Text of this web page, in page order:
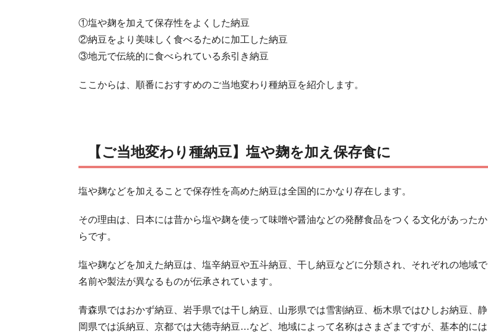
①塩や麹を加えて保存性をよくした納豆
②納豆をより美味しく食べるために加工した納豆
③地元で伝統的に食べられている糸引き納豆
ここからは、順番におすすめのご当地変わり種納豆を紹介します。
【ご当地変わり種納豆】塩や麹を加え保存食に
塩や麹などを加えることで保存性を高めた納豆は全国的にかなり存在します。
その理由は、日本には昔から塩や麹を使って味噌や醤油などの発酵食品をつくる文化があったか
らです。
塩や麹などを加えた納豆は、塩辛納豆や五斗納豆、干し納豆などに分類され、それぞれの地域で
名前や製法が異なるものが伝承されています。
青森県ではおかず納豆、岩手県では干し納豆、山形県では雪割納豆、栃木県ではひしお納豆、静
岡県では浜納豆、京都では大徳寺納豆…など、地域によって名称はさまざまですが、基本的には